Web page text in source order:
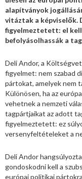
alapítványok
vitáztak a képviselők.
figyelmeztetett: el
befolyásolhassák a
Deli Andor, a
figyelmet: nem szabad
pártokat, amelyek nem
Különösen, ha az
vehetnek a nemzeti
tagpártjaikat az adott
figyelmeztetett: ez
versenyfeltételeket a
Deli Andor
gondoskodni kell a
európai politikai